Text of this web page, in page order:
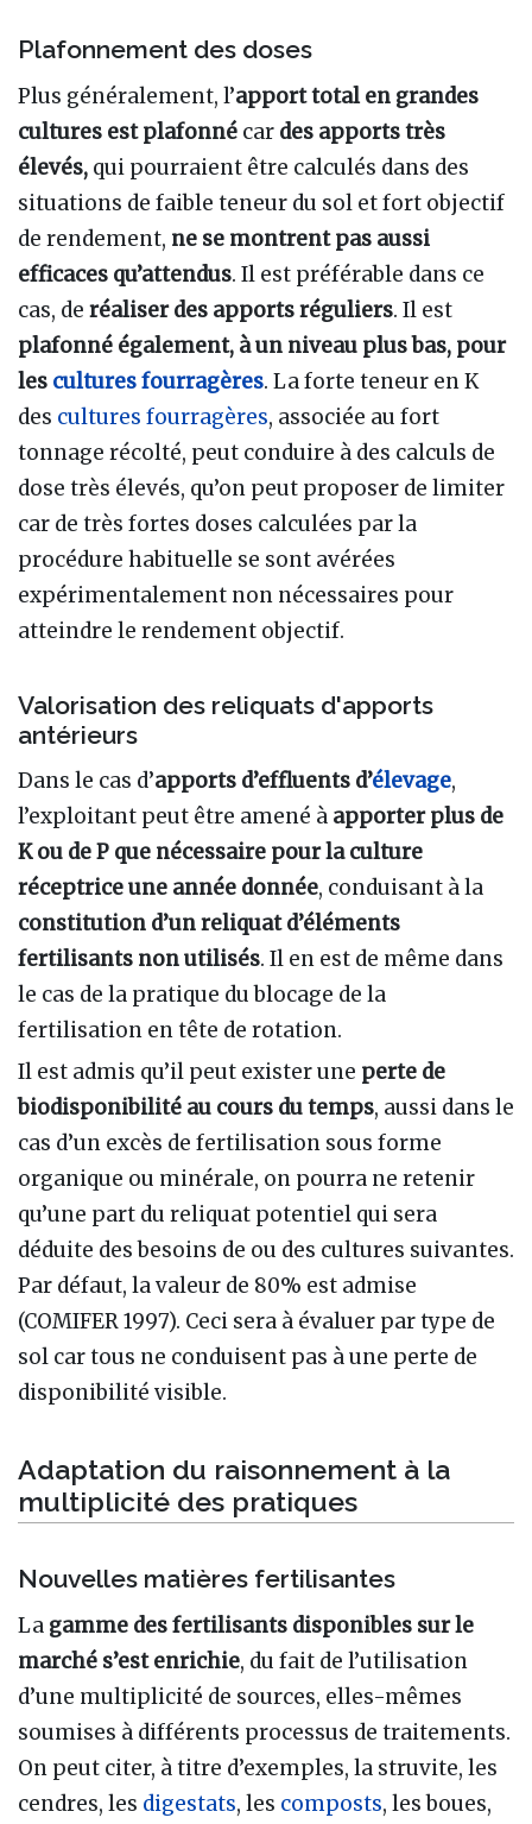
Plafonnement des doses
Plus généralement, l’apport total en grandes
cultures est plafonné car des apports très
élevés, qui pourraient être calculés dans des
situations de faible teneur du sol et fort objectif
de rendement, ne se montrent pas aussi
efficaces qu’attendus. Il est préférable dans ce
cas, de réaliser des apports réguliers. Il est
plafonné également, à un niveau plus bas, pour
les cultures fourragères. La forte teneur en K
des cultures fourragères, associée au fort
tonnage récolté, peut conduire à des calculs de
dose très élevés, qu’on peut proposer de limiter
car de très fortes doses calculées par la
procédure habituelle se sont avérées
expérimentalement non nécessaires pour
atteindre le rendement objectif.
Valorisation des reliquats d'apports
antérieurs
Dans le cas d’apports d’effluents d’élevage,
l’exploitant peut être amené à apporter plus de
K ou de P que nécessaire pour la culture
réceptrice une année donnée, conduisant à la
constitution d’un reliquat d’éléments
fertilisants non utilisés. Il en est de même dans
le cas de la pratique du blocage de la
fertilisation en tête de rotation.
Il est admis qu’il peut exister une perte de
biodisponibilité au cours du temps, aussi dans le
cas d’un excès de fertilisation sous forme
organique ou minérale, on pourra ne retenir
qu’une part du reliquat potentiel qui sera
déduite des besoins de ou des cultures suivantes.
Par défaut, la valeur de 80% est admise
(COMIFER 1997). Ceci sera à évaluer par type de
sol car tous ne conduisent pas à une perte de
disponibilité visible.
Adaptation du raisonnement à la
multiplicité des pratiques
Nouvelles matières fertilisantes
La gamme des fertilisants disponibles sur le
marché s’est enrichie, du fait de l’utilisation
d’une multiplicité de sources, elles-mêmes
soumises à différents processus de traitements.
On peut citer, à titre d’exemples, la struvite, les
cendres, les digestats, les composts, les boues,